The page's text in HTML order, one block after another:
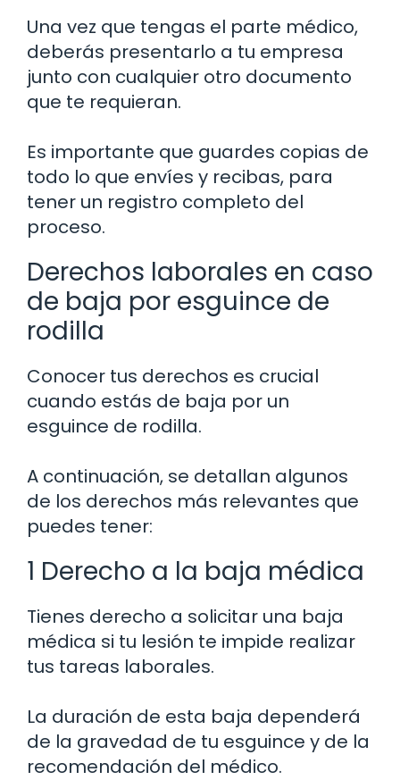
Una vez que tengas el parte médico,
deberás presentarlo a tu empresa
junto con cualquier otro documento
que te requieran.
Es importante que guardes copias de
todo lo que envíes y recibas, para
tener un registro completo del
proceso.
Derechos laborales en caso
de baja por esguince de
rodilla
Conocer tus derechos es crucial
cuando estás de baja por un
esguince de rodilla.
A continuación, se detallan algunos
de los derechos más relevantes que
puedes tener:
1 Derecho a la baja médica
Tienes derecho a solicitar una baja
médica si tu lesión te impide realizar
tus tareas laborales.
La duración de esta baja dependerá
de la gravedad de tu esguince y de la
recomendación del médico.